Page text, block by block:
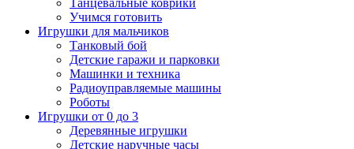
Танцевальные коврики
Учимся готовить
Игрушки для мальчиков
Танковый бой
Детские гаражи и парковки
Машинки и техника
Радиоуправляемые машины
Роботы
Игрушки от 0 до 3
Деревянные игрушки
Детские наручные часы